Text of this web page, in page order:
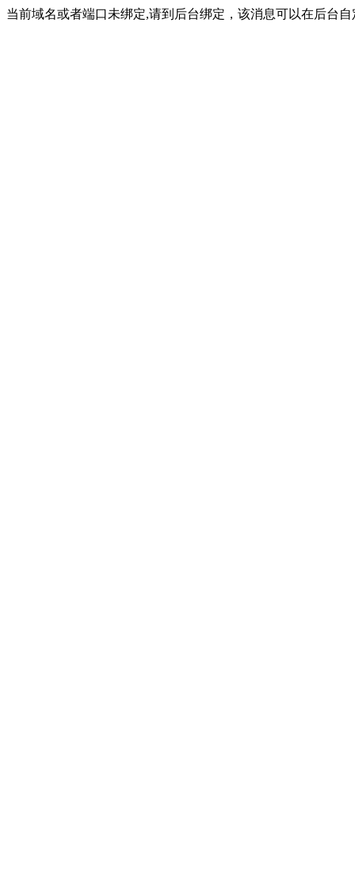
当前域名或者端口未绑定,请到后台绑定，该消息可以在后台自